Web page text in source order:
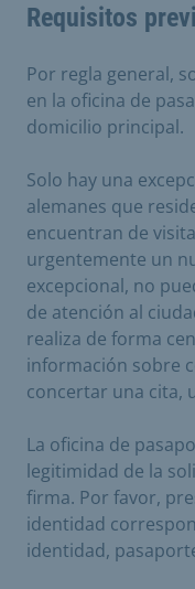
Requisitos
Por regla general,
en la oficina de
domicilio principal.
Solo hay una
alemanes que
encuentran de
urgentemente un
excepcional, no
de atención al
realiza de forma
información sobre
concertar una cita,
La oficina de
legitimidad de la
firma. Por favor,
identidad
identidad,